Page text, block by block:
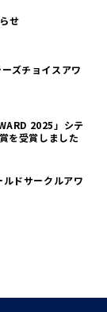
せ
ズチョイスアワ
2025」シテ
を受賞しました
ドサークルアワ